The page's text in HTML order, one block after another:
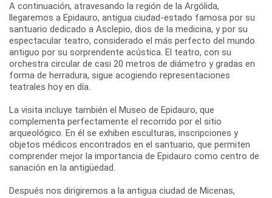
A continuación, atravesando la región de la Argólida,
llegaremos a Epidauro, antigua ciudad-estado famosa por su
santuario dedicado a Asclepio, dios de la medicina, y por su
espectacular teatro, considerado el más perfecto del mundo
antiguo por su sorprendente acústica. El teatro, con su
orchestra circular de casi 20 metros de diámetro y gradas en
forma de herradura, sigue acogiendo representaciones
teatrales hoy en día.
La visita incluye también el Museo de Epidauro, que
complementa perfectamente el recorrido por el sitio
arqueológico. En él se exhiben esculturas, inscripciones y
objetos médicos encontrados en el santuario, que permiten
comprender mejor la importancia de Epidauro como centro de
sanación en la antigüedad.
Después nos dirigiremos a la antigua ciudad de Micenas,